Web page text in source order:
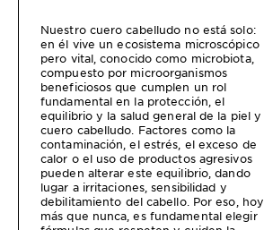
Nuestro cuero cabelludo no está solo:
en él vive un ecosistema microscópico
pero vital, conocido como microbiota,
compuesto por microorganismos
beneficiosos que cumplen un rol
fundamental en la protección, el
equilibrio y la salud general de la piel y
cuero cabelludo. Factores como la
contaminación, el estrés, el exceso de
calor o el uso de productos agresivos
pueden alterar este equilibrio, dando
lugar a irritaciones, sensibilidad y
debilitamiento del cabello. Por eso, hoy
más que nunca, es fundamental elegir